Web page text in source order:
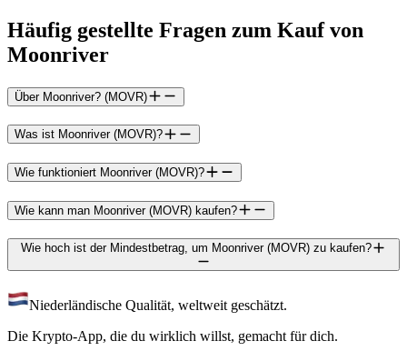
Häufig gestellte Fragen zum Kauf von
Moonriver
Über Moonriver? (MOVR)
Was ist Moonriver (MOVR)?
Wie funktioniert Moonriver (MOVR)?
Wie kann man Moonriver (MOVR) kaufen?
Wie hoch ist der Mindestbetrag, um Moonriver (MOVR) zu kaufen?
Niederländische Qualität, weltweit geschätzt.
Die Krypto-App, die du wirklich willst, gemacht für dich.